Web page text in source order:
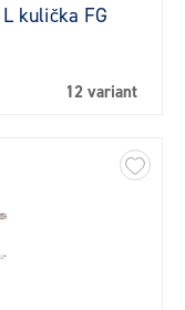
kulička FG
12 variant